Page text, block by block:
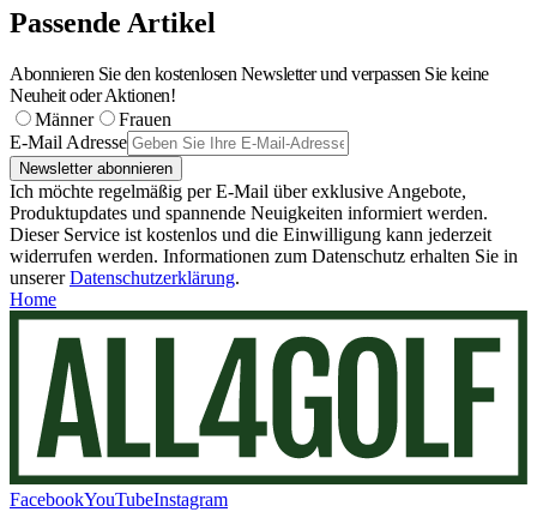
Passende Artikel
Abonnieren Sie den kostenlosen Newsletter und verpassen Sie keine
Neuheit oder Aktionen!
Männer
Frauen
E-Mail Adresse
Newsletter abonnieren
Ich möchte regelmäßig per E-Mail über exklusive Angebote,
Produktupdates und spannende Neuigkeiten informiert werden.
Dieser Service ist kostenlos und die Einwilligung kann jederzeit
widerrufen werden. Informationen zum Datenschutz erhalten Sie in
unsererDatenschutzerklärung.
Home
FacebookYouTubeInstagram